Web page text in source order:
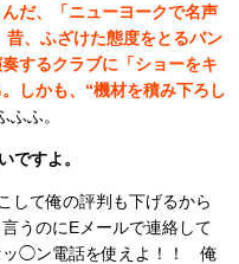
だ、「ニューヨークで名声
、ふざけた態度をとるバン
するクラブに「ショーをキ
しかも、“機材を積み下ろし
ふふ。
ですよ。
して俺の評判も下げるから
うのにEメールで連絡して
ッ◯ン電話を使えよ！！ 俺